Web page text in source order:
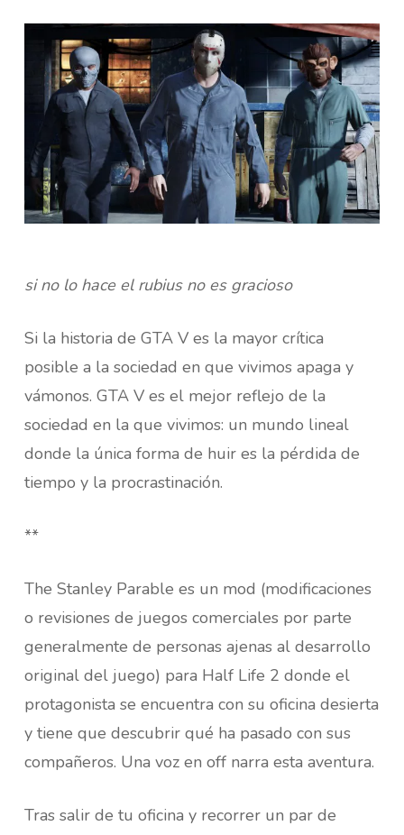
si no lo hace el rubius no es gracioso
Si la historia de GTA V es la mayor crítica
posible a la sociedad en que vivimos apaga y
vámonos. GTA V es el mejor reflejo de la
sociedad en la que vivimos: un mundo lineal
donde la única forma de huir es la pérdida de
tiempo y la procrastinación.
**
The Stanley Parable es un mod (modificaciones
o revisiones de juegos comerciales por parte
generalmente de personas ajenas al desarrollo
original del juego) para Half Life 2 donde el
protagonista se encuentra con su oficina desierta
y tiene que descubrir qué ha pasado con sus
compañeros. Una voz en off narra esta aventura.
Tras salir de tu oficina y recorrer un par de